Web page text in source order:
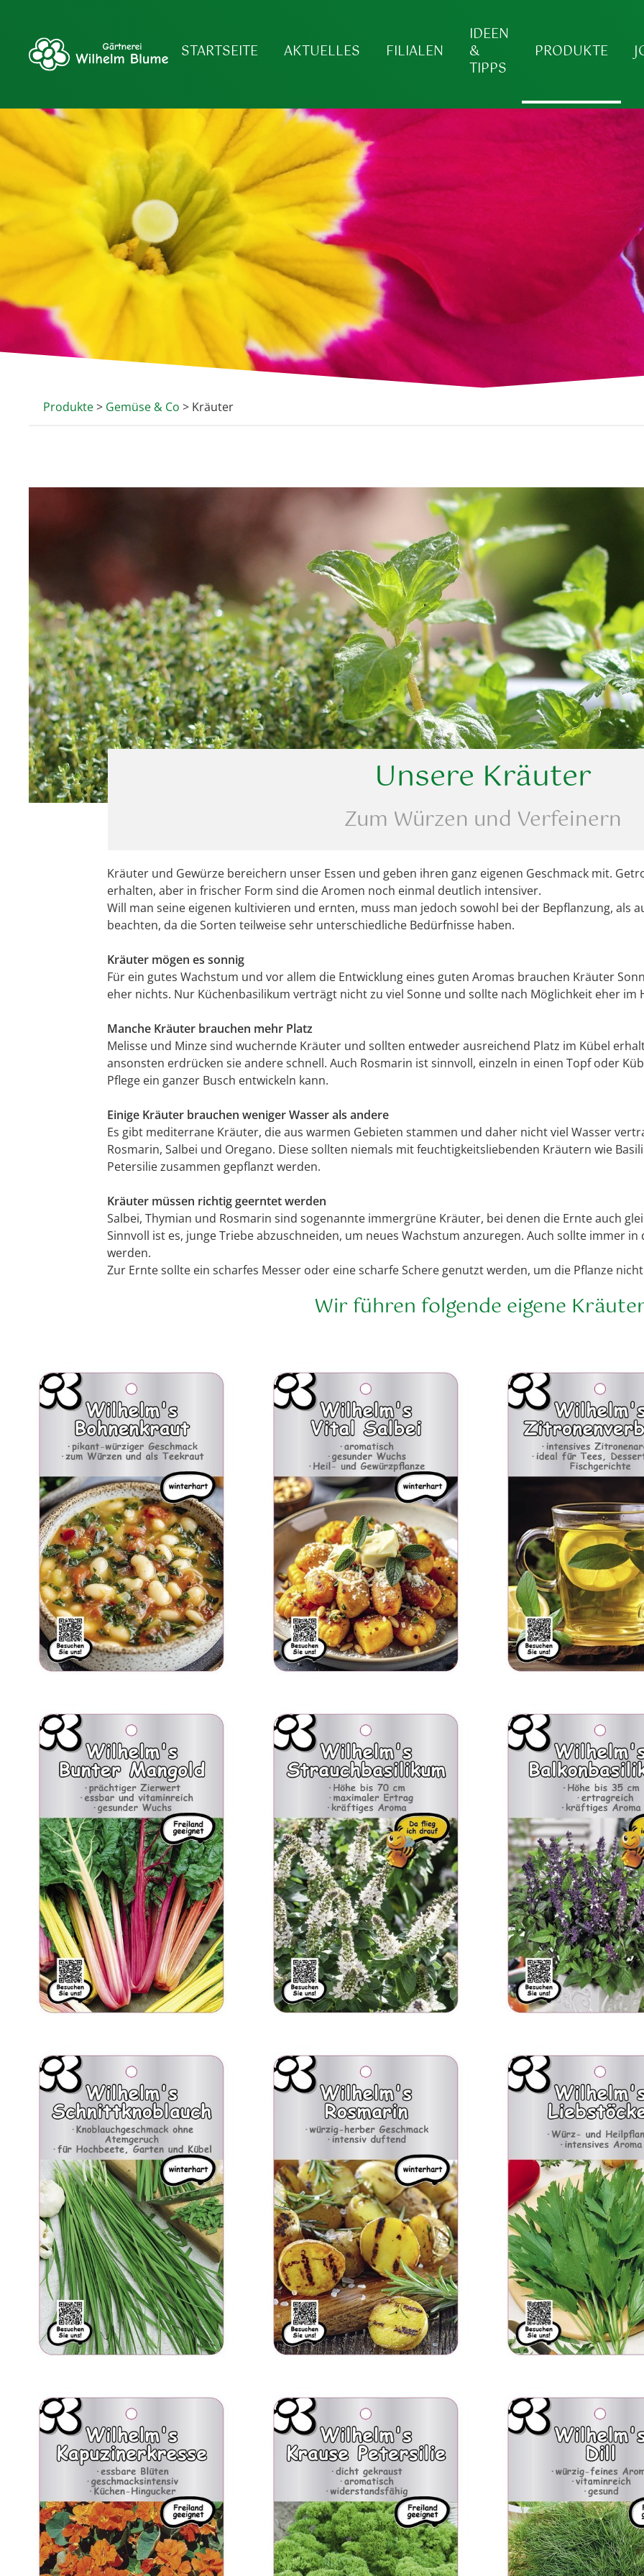
STARTSEITE AKTUELLES FILIALEN
IDEEN
&
TIPPS
PRODUKTE
Produkte> Gemüse & Co > Kräuter
Unsere Kräuter
Zum Würzen und Verfeinern
Kräuter und Gewürze bereichern unser Essen und geben ihren ganz eigenen Geschmack mit.
erhalten, aber in frischer Form sind die Aromen noch einmal deutlich intensiver.
Will man seine eigenen kultivieren und ernten, muss man jedoch sowohl bei der Bepflanzung, als
beachten, da die Sorten teilweise sehr unterschiedliche Bedürfnisse haben.
Kräuter mögen es sonnig
Für ein gutes Wachstum und vor allem die Entwicklung eines guten Aromas brauchen Kräuter
eher nichts. Nur Küchenbasilikum verträgt nicht zu viel Sonne und sollte nach Möglichkeit eher im
Manche Kräuter brauchen mehr Platz
Melisse und Minze sind wuchernde Kräuter und sollten entweder ausreichend Platz im Kübel
ansonsten erdrücken sie andere schnell. Auch Rosmarin ist sinnvoll, einzeln in einen Topf oder
Pflege ein ganzer Busch entwickeln kann.
Einige Kräuter brauchen weniger Wasser als andere
Es gibt mediterrane Kräuter, die aus warmen Gebieten stammen und daher nicht viel Wasser
Rosmarin, Salbei und Oregano. Diese sollten niemals mit feuchtigkeitsliebenden Kräutern wie
Petersilie zusammen gepflanzt werden.
Kräuter müssen richtig geerntet werden
Salbei, Thymian und Rosmarin sind sogenannte immergrüne Kräuter, bei denen die Ernte auch
Sinnvoll ist es, junge Triebe abzuschneiden, um neues Wachstum anzuregen. Auch sollte immer
werden.
Zur Ernte sollte ein scharfes Messer oder eine scharfe Schere genutzt werden, um die Pflanze
Wir führen folgende eigene